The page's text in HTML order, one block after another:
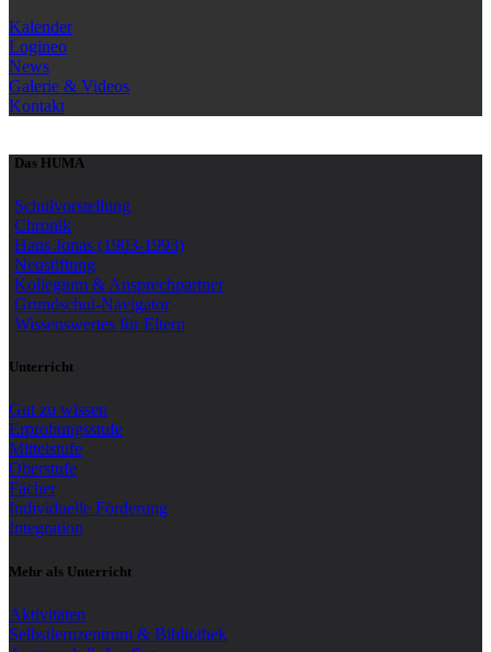
Kalender
Logineo
News
Galerie & Videos
Kontakt
Das HUMA
Schulvorstellung
Chronik
Hans Jonas (1903-1993)
Neustiftung
Kollegium & Ansprechpartner
Grundschul-Navigator
Wissenswertes für Eltern
Unterricht
Gut zu wissen
Erprobungsstufe
Mittelstufe
Oberstufe
Fächer
Individuelle Förderung
Integration
Mehr als Unterricht
Aktivitäten
Selbstlernzentrum & Bibliothek